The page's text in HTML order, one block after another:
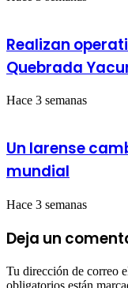
Realizan
Quebrada
Hace 3 semanas
Un larense
mundial
Hace 3 semanas
Deja un
Tu dirección de correo